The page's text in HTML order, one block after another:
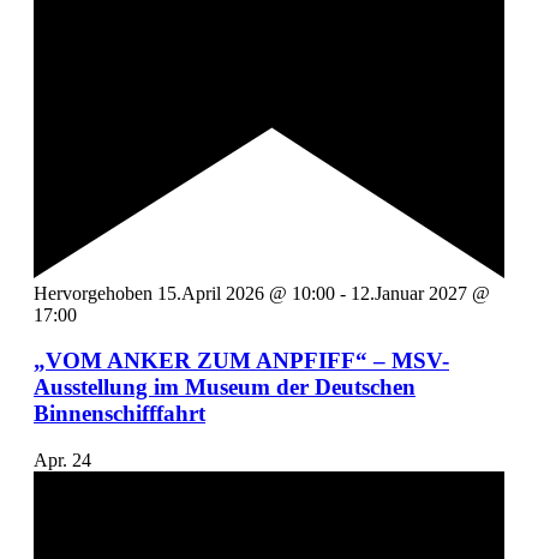
Hervorgehoben 15.April 2026 @ 10:00 - 12.Januar 2027 @
17:00
„VOM ANKER ZUM ANPFIFF“ – MSV-
Ausstellung im Museum der Deutschen
Binnenschifffahrt
Apr. 24